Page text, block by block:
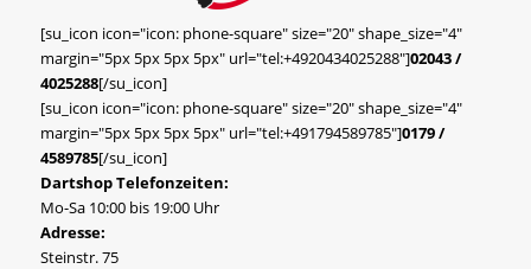
[su_icon icon="icon: phone-square" size="20" shape_size="4"
margin="5px 5px 5px 5px" url="tel:+4920434025288"]02043 /
4025288[/su_icon]
[su_icon icon="icon: phone-square" size="20" shape_size="4"
margin="5px 5px 5px 5px" url="tel:+491794589785"]0179 /
4589785[/su_icon]
Dartshop Telefonzeiten:
Mo-Sa 10:00 bis 19:00 Uhr
Adresse:
Steinstr. 75